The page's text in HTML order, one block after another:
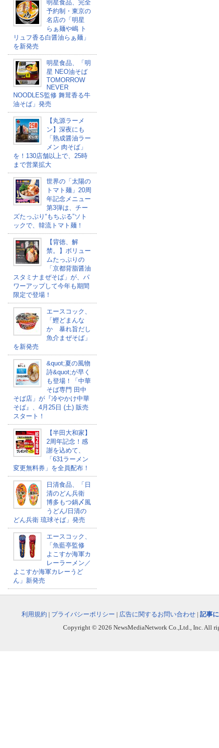
明星食品、完全
予約制・東京の
名店の「明星
らぁ麺や嶋 ト
リュフ香る白醤油らぁ麺」
を新発売
明星食品、「明
星 NEO油そば
TOMORROW
NEVER
NOODLES監修 舞茸香る牛
油そば​」発売
【丸源ラーメ
ン】深夜にも
「熟成醤油ラー
メン 肉そば」
を！130店舗以上で、25時
まで営業拡大
世界の「太陽の
トマト麺」20周
年記念メニュー
第3弾は、チー
ズたっぷり“もちぷる”ソト
ックで、韓流トマト麺！
【背徳、解
禁。】ボリュー
ムたっぷりの
「京都背脂醤油
スタミナまぜそば」が、パ
ワーアップして今年も期間
限定で登場！
エースコック、
「鰹どまんな
か 暴れ旨だし
魚介まぜそば」
を新発売
&quot;夏の風物
詩&quot;が早く
も登場！「中華
そば専門 田中
そば店」が『冷やかけ中華
そば』、4月25日 (土) 販売
スタート！
【半田大和家】
2周年記念！感
謝を込めて、
「631ラーメン
変更無料券」を全員配布！
日清食品、「日
清のどん兵衛
博多もつ鍋〆風
うどん/日清の
どん兵衛 琉球そば」発売
エースコック、
「魚藍亭監修
よこすか海軍カ
レーラーメン／
よこすか海軍カレーうど
ん」新発売
利用規約 | プライバシーポリシー | 広告に関するお問い合わせ | 記事
Copyright © 2026 NewsMediaNetwork Co.,Ltd., Inc. All